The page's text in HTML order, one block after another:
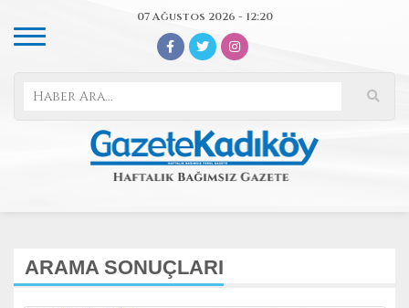
07 Ağustos 2026 - 12:20
ARAMA SONUÇLARI